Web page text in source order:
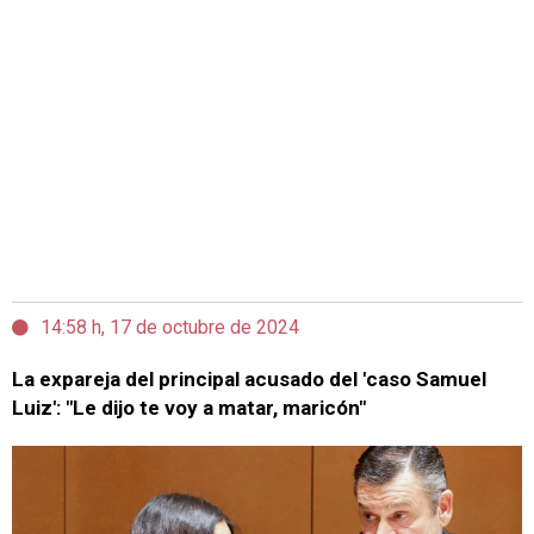
14:58 h, 17 de octubre de 2024
La expareja del principal acusado del 'caso Samuel
Luiz': "Le dijo te voy a matar, maricón"